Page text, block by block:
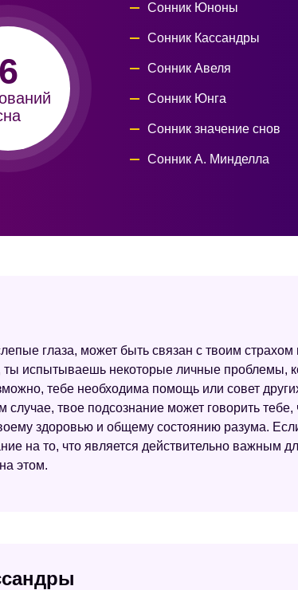
6
Сонник Юноны
Сонник Кассандры
Сонник Авеля
Сонник Юнга
Сонник значение снов
Сонник А. Минделла
глаза, может быть связан с твоим страхом
ты испытываешь некоторые личные проблемы,
тебе необходима помощь или совет
твое подсознание может говорить тебе,
здоровью и общему состоянию разума.
на то, что является действительно важным
этом.